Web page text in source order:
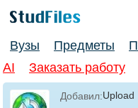
Вузы Предметы
AI
Заказать работу
Добавил:Upload